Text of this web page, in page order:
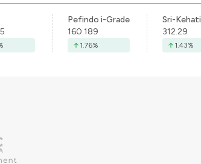
Pefindo i-Grade
160.189
1.76%
Sri-Kehati
312.29
1.43%